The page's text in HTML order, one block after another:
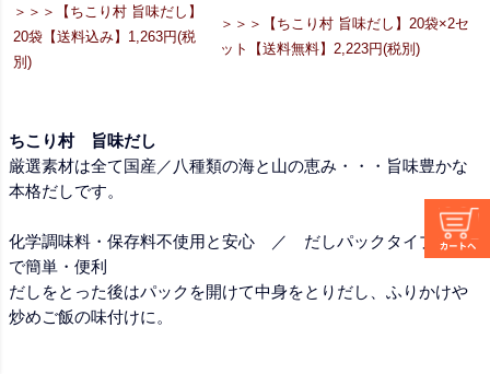
＞＞＞【ちこり村 旨味だし】
20袋【送料込み】1,263円(税
別)
＞＞＞【ちこり村 旨味だし】20袋×2セ
ット【送料無料】2,223円(税別)
ちこり村 旨味だし
厳選素材は全て国産／八種類の海と山の恵み・・・旨味豊かな
本格だしです。
化学調味料・保存料不使用と安心 ／ だしパックタイプなの
で簡単・便利
だしをとった後はパックを開けて中身をとりだし、ふりかけや
炒めご飯の味付けに。